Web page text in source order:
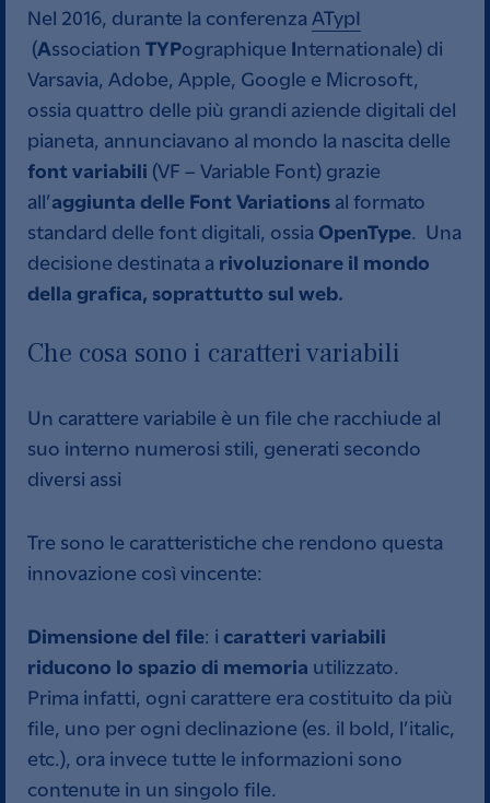
Nel 2016, durante la conferenzaATypI
(AssociationTYPographique Internationale) di
Varsavia, Adobe, Apple, Google e Microsoft,
ossia quattro delle più grandi aziende digitali del
pianeta, annunciavano al mondo la nascita delle
font variabili (VF – Variable Font) grazie
all’aggiunta delle Font Variationsal formato
standard delle font digitali, ossia OpenType. Una
decisione destinata a rivoluzionare il mondo
della grafica, soprattutto sul web.
Che cosa sono i caratteri variabili
Un carattere variabile è un file che racchiude al
suo interno numerosi stili, generati secondo
diversi assi
Tre sono le caratteristiche che rendono questa
innovazione così vincente:
Dimensione del file: icaratteri variabili
riducono lo spazio di memoria utilizzato.
Prima infatti, ogni carattere era costituito da più
file, uno per ogni declinazione (es. il bold, l’italic,
etc.), ora invece tutte le informazioni sono
contenute in un singolo file.